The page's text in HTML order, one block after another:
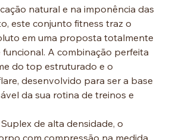
natural e na imponência das
este conjunto fitness traz o
em uma proposta totalmente
funcional. A combinação perfeita
do top estruturado e o
desenvolvido para ser a base
da sua rotina de treinos e
de alta densidade, o
com compressão na medida